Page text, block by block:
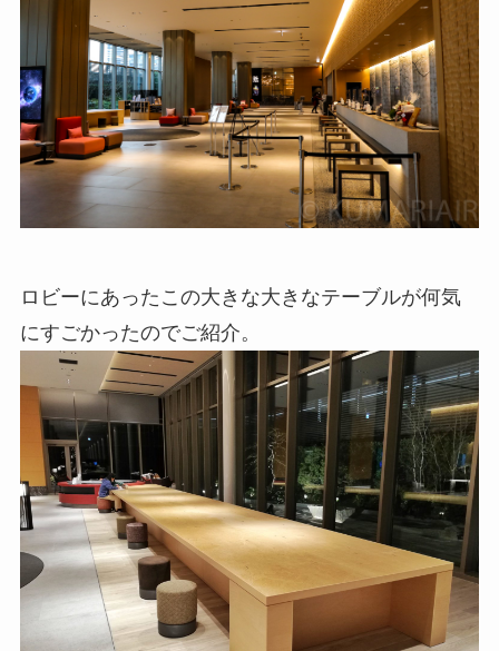
ロビーにあったこの大きな大きなテーブルが何気
にすごかったのでご紹介。